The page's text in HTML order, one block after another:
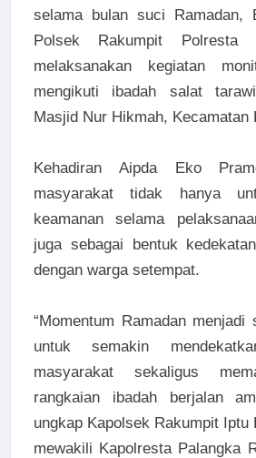
selama bulan suci Ramadan,
Polsek Rakumpit Polresta
melaksanakan kegiatan
mengikuti ibadah salat
Masjid Nur Hikmah, Kecamatan
Kehadiran Aipda Eko
masyarakat tidak hanya
keamanan selama
juga sebagai bentuk
dengan warga setempat.
“Momentum Ramadan menjadi
untuk semakin
masyarakat sekaligus
rangkaian ibadah berjalan
ungkap Kapolsek Rakumpit Iptu
mewakili Kapolresta Palangka